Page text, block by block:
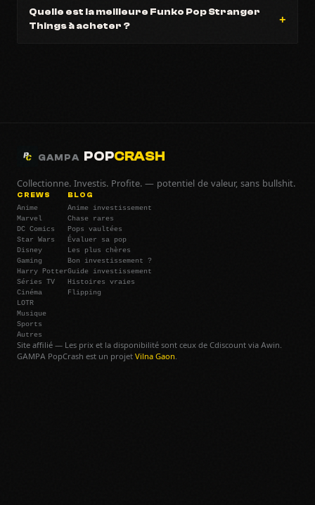
Quelle est la meilleure Funko Pop Stranger
Things à acheter ?
GAMPA POPCRASH
Collectionne. Investis. Profite. — potentiel de valeur, sans bullshit.
CREWS
Anime
Marvel
DC Comics
Star Wars
Disney
Gaming
Harry Potter
Séries TV
Cinéma
LOTR
Musique
Sports
Autres
BLOG
Anime investissement
Chase rares
Pops vaultées
Évaluer sa pop
Les plus chères
Bon investissement ?
Guide investissement
Histoires vraies
Flipping
Site affilié — Les prix et la disponibilité sont ceux de Cdiscount via Awin.
GAMPA PopCrash est un projet Vilna Gaon.